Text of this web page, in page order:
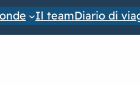
Il teamDiario di